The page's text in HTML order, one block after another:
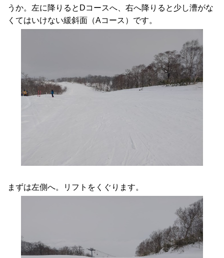
うか。左に降りるとDコースへ、右へ降りると少し漕がな
くてはいけない緩斜面（Aコース）です。
まずは左側へ。リフトをくぐります。